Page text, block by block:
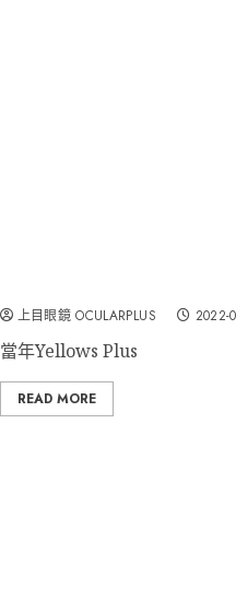
上目眼鏡 OCULARPLUS 2022-
當年Yellows Plus
READ MORE